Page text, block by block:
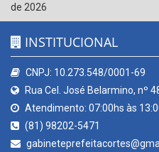
de 2026
INSTITUCIONAL
CNPJ: 10.273.548/0001-69
Rua Cel. José Belarmino, nº
Atendimento: 07:00hs às
(81) 98202-5471